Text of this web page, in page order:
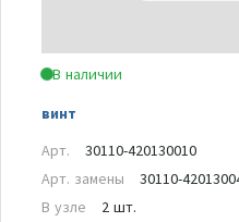
В наличии
винт
Арт.
30110-420130010
Арт. замены
30110-
В узле
2 шт.